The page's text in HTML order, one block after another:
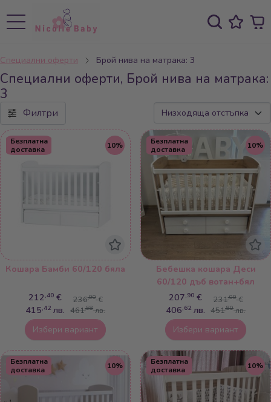
Специални оферти Брой нива на матрака: 3
Специални оферти, Брой нива на матрака:
3
Филтри
Безплатна
доставка
10%
Кошара Бамби 60/120 бяла
212,40 €
415,42 лв.
236,00 €
461,58 лв.
Избери вариант
Безплатна
доставка
10%
Бебешка кошара Деси
60/120 дъб вотан+бял
207,90 €
406,62 лв.
231,00 €
451,80 лв.
Избери вариант
Безплатна
доставка
10%
Безплатна
доставка
10%